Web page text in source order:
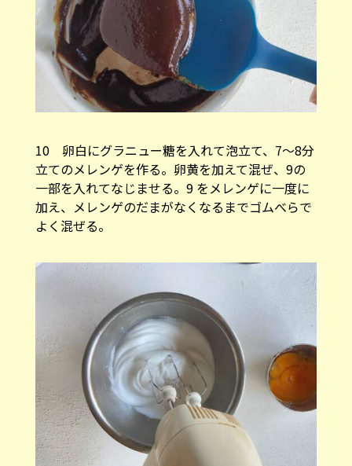
10 卵白にグラニュー糖を入れて泡立て、7〜8分
立てのメレンゲを作る。卵黄を加えて混ぜ、9の
一部を入れてなじませる。9 をメレンゲに一度に
加え、メレンゲのだまがなくなるまでゴムべらで
よく混ぜる。